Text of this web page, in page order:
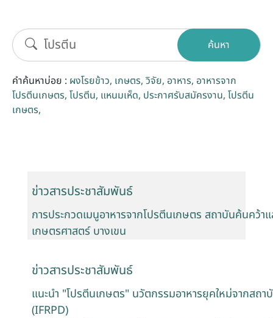
บุคลากรสถาบัน
ระบบสารสนเทศ (ใน)
ค้นหา
คำค้นหาบ่อย : ผงโรยข้าว เกษตร วิจัย อาหาร อาหารจาก
โปรตีนเกษตร โปรตีน แหนมเห็ด ประกาศรับสมัครงาน โปรตีน
เกษตร
ข่าวสารประชาสัมพันธ์
การประกวดเมนูอาหารจากโปรตีนเกษตร สถาบันค้นค
เกษตรศาสตร์ บางเขน
ข่าวสารประชาสัมพันธ์
แนะนำ "โปรตีนเกษตร" นวัตกรรมอาหารยุคใหม่จากส
(IFRPD)